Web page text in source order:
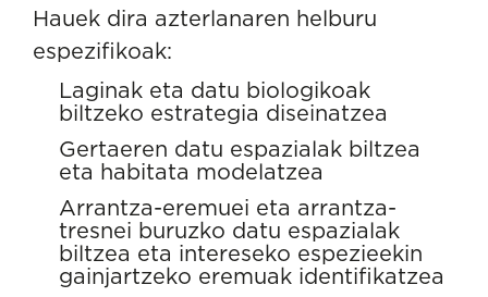
Hauek dira azterlanaren helburu
espezifikoak:
Laginak eta datu biologikoak
biltzeko estrategia diseinatzea
Gertaeren datu espazialak biltzea
eta habitata modelatzea
Arrantza-eremuei eta arrantza-
tresnei buruzko datu espazialak
biltzea eta intereseko espezieekin
gainjartzeko eremuak identifikatzea